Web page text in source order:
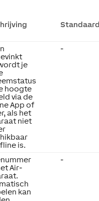
je
hoogte
via de
App of
als het
niet
is.
-
Air-
kan
-